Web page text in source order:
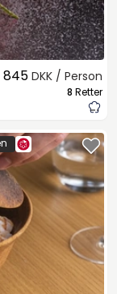
845 DKK / Person
8 Retter